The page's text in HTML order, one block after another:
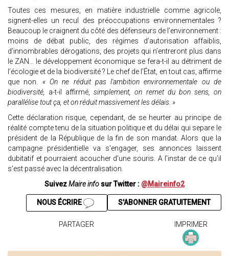
Toutes ces mesures, en matière industrielle comme agricole,
signent-elles un recul des préoccupations environnementales ?
Beaucoup le craignent du côté des défenseurs de l’environnement :
moins de débat public, des régimes d’autorisation affaiblis,
d’innombrables dérogations, des projets qui n’entreront plus dans
le ZAN… le développement économique se fera-t-il au détriment de
l’écologie et de la biodiversité ? Le chef de l’État, en tout cas, affirme
que non. « On ne réduit pas l'ambition environnementale ou de
biodiversité, a-t-il affirmé,simplement, on remet du bon sens, on
parallélise tout ça, et on réduit massivement les délais. »
Cette déclaration risque, cependant, de se heurter au principe de
réalité compte tenu de la situation politique et du délai qui separe le
président de la République de la fin de son mandat. Alors que la
campagne présidentielle va s'engager, ses annonces laissent
dubitatif et pourraient acoucher d'une souris. A l'instar de ce qu'il
s'est passé avec la décentralisation.
SuivezMaire info sur Twitter : @Maireinfo2
S'ABONNER GRATUITEMENT
NOUS ÉCRIRE
PARTAGER IMPRIMER